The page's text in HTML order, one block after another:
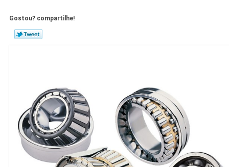
Gostou? compartilhe!